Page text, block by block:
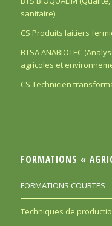
sanitaire)
CS Produits laitiers
BTSA ANABIOTEC
agricoles et
CS Technicien
FORMATIONS «
FORMATIONS COURTES
Techniques de